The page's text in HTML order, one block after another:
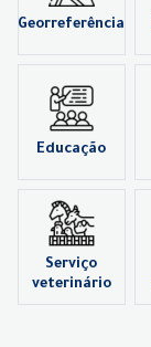
Georreferência
Educação
Serviço
veterinário